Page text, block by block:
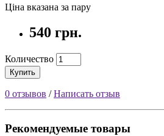
Ціна вказана за пару
540 грн.
Количество
Купить
0 отзывов /Написать отзыв
Рекомендуемые товары